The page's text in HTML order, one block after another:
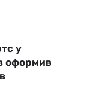
у
оформив